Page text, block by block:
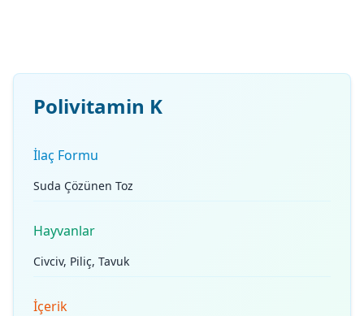
Polivitamin K
İlaç Formu
Suda Çözünen Toz
Hayvanlar
Civciv, Piliç, Tavuk
İçerik